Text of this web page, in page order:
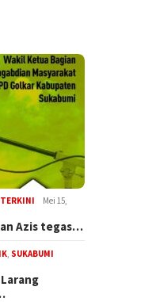
Mei 15,
Azis tegas…
SUKABUMI